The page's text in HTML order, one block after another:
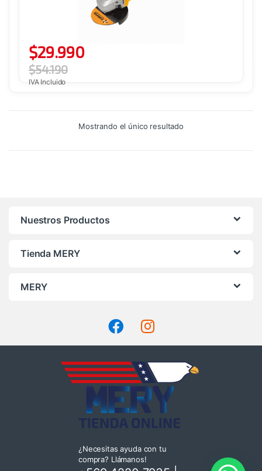
$29.990
$54.190
IVA Incluido
Mostrando el único resultado
Nuestros Productos
Tienda MERY
MERY
¿Necesitas ayuda con tu
compra? Llámanos!